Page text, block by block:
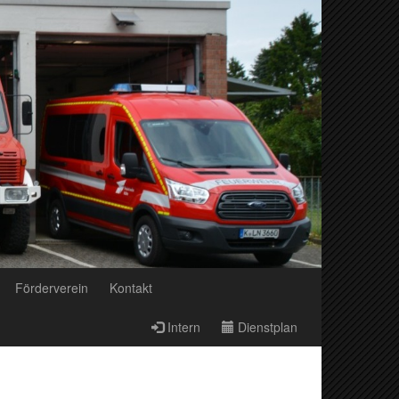
Förderverein Kontakt
Intern Dienstplan